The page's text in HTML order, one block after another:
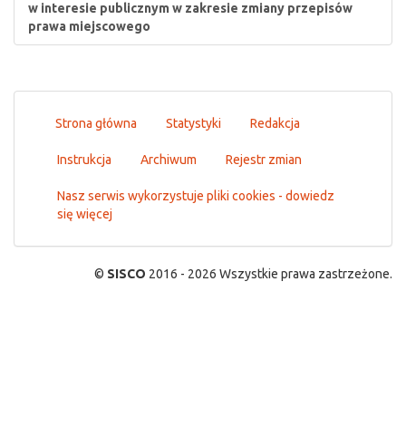
w interesie publicznym w zakresie zmiany przepisów
prawa miejscowego
Strona główna Statystyki Redakcja
Instrukcja Archiwum Rejestr zmian
Nasz serwis wykorzystuje pliki cookies - dowiedz
się więcej
© SISCO 2016 - 2026 Wszystkie prawa zastrzeżone.